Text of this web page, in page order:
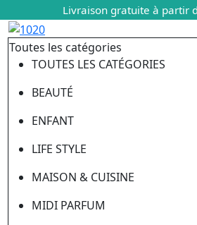
Livraison gratuite à partir
Toutes les catégories
TOUTES LES CATÉGORIES
BEAUTÉ
ENFANT
LIFE STYLE
MAISON & CUISINE
MIDI PARFUM